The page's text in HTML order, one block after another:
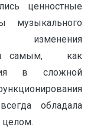
ценностные
музыкального
изменения
Тем самым, как
в сложной
обладала
целом.